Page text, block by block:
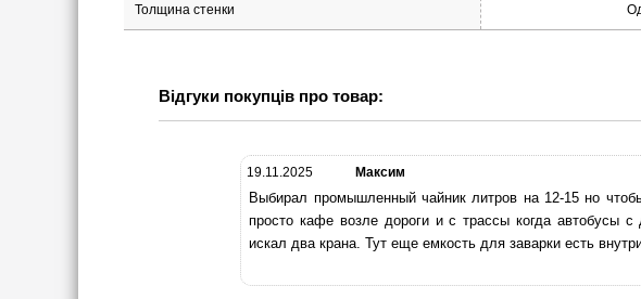
Толщина стенки
Відгуки покупців про товар:
19.11.2025 Максим
Выбирал промышленный чайник литров на 12-15 но
просто кафе возле дороги и с трассы когда автобусы
искал два крана. Тут еще емкость для заварки есть